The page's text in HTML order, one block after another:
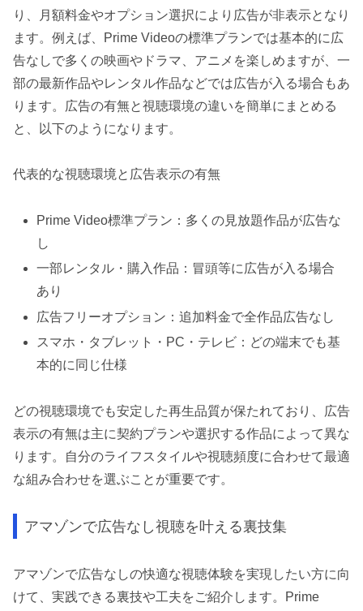
り、月額料金やオプション選択により広告が非表示となり
ます。例えば、Prime Videoの標準プランでは基本的に広
告なしで多くの映画やドラマ、アニメを楽しめますが、一
部の最新作品やレンタル作品などでは広告が入る場合もあ
ります。広告の有無と視聴環境の違いを簡単にまとめる
と、以下のようになります。
代表的な視聴環境と広告表示の有無
Prime Video標準プラン：多くの見放題作品が広告な
し
一部レンタル・購入作品：冒頭等に広告が入る場合
あり
広告フリーオプション：追加料金で全作品広告なし
スマホ・タブレット・PC・テレビ：どの端末でも基
本的に同じ仕様
どの視聴環境でも安定した再生品質が保たれており、広告
表示の有無は主に契約プランや選択する作品によって異な
ります。自分のライフスタイルや視聴頻度に合わせて最適
な組み合わせを選ぶことが重要です。
アマゾンで広告なし視聴を叶える裏技集
アマゾンで広告なしの快適な視聴体験を実現したい方に向
けて、実践できる裏技や工夫をご紹介します。Prime